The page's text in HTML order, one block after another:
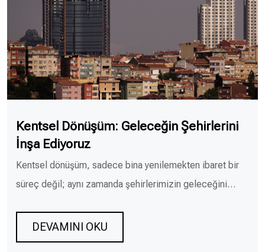
Kentsel Dönüşüm: Geleceğin Şehirlerini
İnşa Ediyoruz
Kentsel dönüşüm, sadece bina yenilemekten ibaret bir
süreç değil; aynı zamanda şehirlerimizin geleceğini…
DEVAMINI OKU